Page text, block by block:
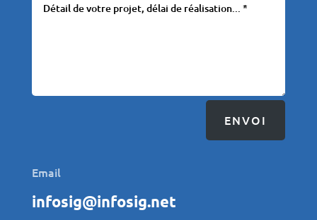
ENVOI
Email
infosig@infosig.net